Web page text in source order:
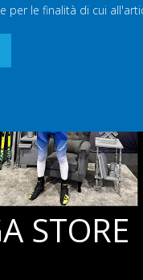
le finalità di cui
STORE